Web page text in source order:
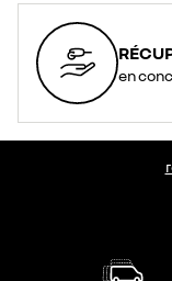
en